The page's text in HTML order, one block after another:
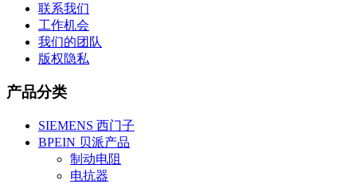
联系我们
工作机会
我们的团队
版权隐私
产品分类
SIEMENS 西门子
BPEIN 贝派产品
制动电阻
电抗器